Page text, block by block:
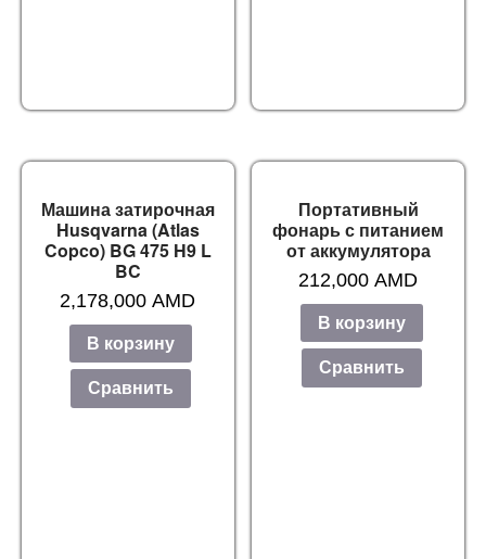
Машина затирочная
Husqvarna (Atlas
Copco) BG 475 H9 L
BC
2,178,000AMD
В корзину
Сравнить
Портативный
фонарь с питанием
от аккумулятора
212,000AMD
В корзину
Сравнить